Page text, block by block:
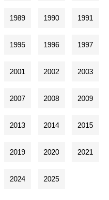
1989 1990 1991
1995 1996 1997
2001 2002 2003
2007 2008 2009
2013 2014 2015
2019 2020 2021
2024 2025